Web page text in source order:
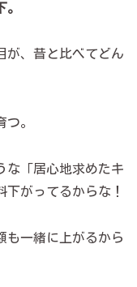
が、昔と比べてどん
。
な「居心地求めたキ
がってるからな！
も一緒に上がるから